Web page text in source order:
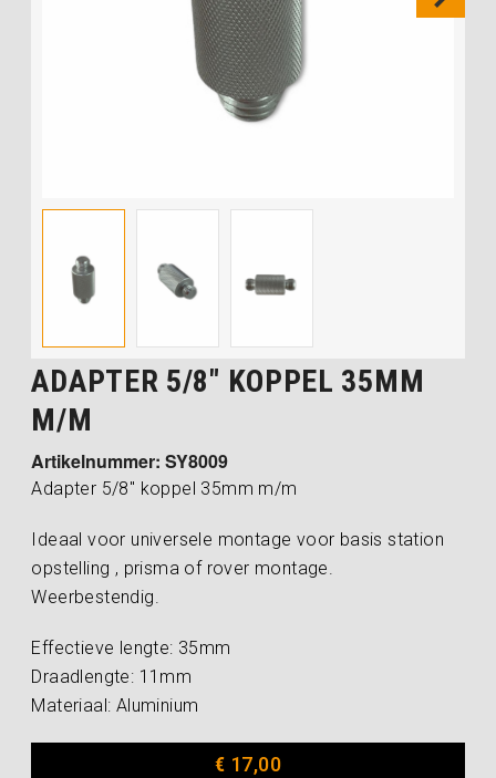
ADAPTER 5/8″ KOPPEL 35MM
M/M
Artikelnummer: SY8009
Adapter 5/8″ koppel 35mm m/m
Ideaal voor universele montage voor basis station
opstelling , prisma of rover montage.
Weerbestendig.
Effectieve lengte: 35mm
Draadlengte: 11mm
Materiaal: Aluminium
€ 17,00